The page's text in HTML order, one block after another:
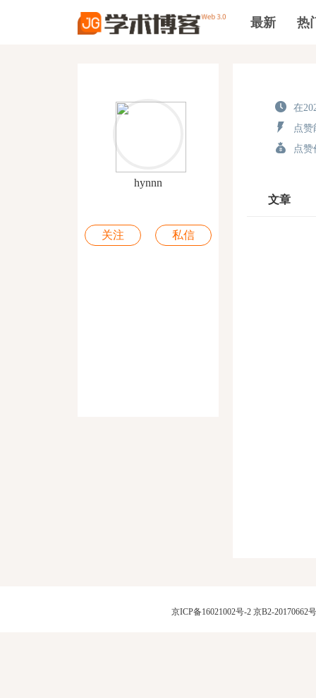
最新 热
hynnn
关注 私信
在
点赞
点赞
文章
京ICP备16021002号-2京B2-20170662